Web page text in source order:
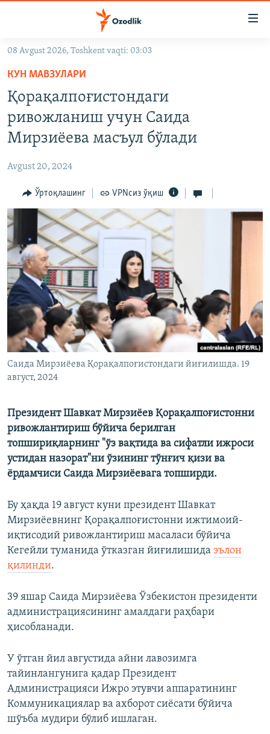
Асосий
навигацияга
ўтинг
Қидиришга
ўтинг
OZODARXIV
На русском
ИЖТИМОИЙ ТАРМОҚЛАР
Озодлик бошқа тилларда
08 Avgust 2026, Toshkent vaqti: 03:03
КУН МАВЗУЛАРИ
Қорақалпоғистондаги
ривожланиш учун Саида
Мирзиёева масъул бўлади
Avgust 20, 2024
Ўртоқлашинг VPNсиз ўқиш
Саида Мирзиёева Қорақалпоғистондаги йиғилишда. 19
август, 2024
Президент Шавкат Мирзиёев Қорақалпоғистонни
ривожлантириш бўйича берилган
топшириқларнинг "ўз вақтида ва сифатли ижроси
устидан назорат"ни ўзининг тўнғич қизи ва
ёрдамчиси Саида Мирзиёевага топширди.
Бу ҳақда 19 август куни президент Шавкат
Мирзиёевнинг Қорақалпоғистонни ижтимоий-
иқтисодий ривожлантириш масаласи бўйича
Кегейли туманида ўтказган йиғилишида эълон
қилинди.
39 яшар Саида Мирзиёева Ўзбекистон президенти
администрациясининг амалдаги раҳбари
ҳисобланади.
У ўтган йил августида айни лавозимга
тайинлангунига қадар Президент
Администрацияси Ижро этувчи аппаратининг
Коммуникациялар ва ахборот сиёсати бўйича
шўъба мудири бўлиб ишлаган.